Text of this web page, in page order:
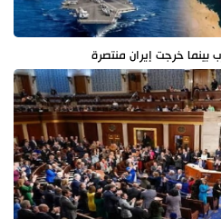
بينما خرجت إيران منتصرة